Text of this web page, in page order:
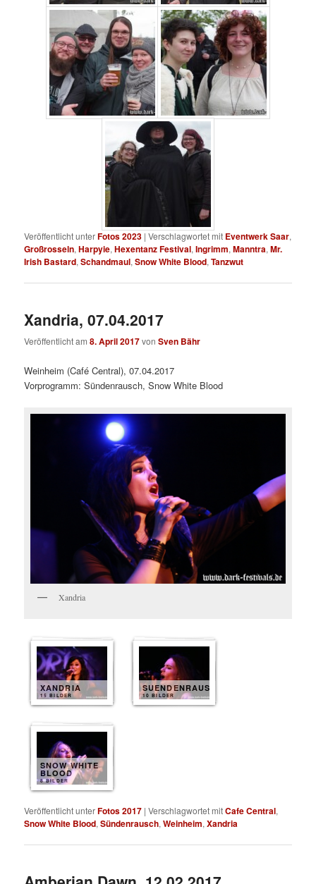
Veröffentlicht unterFotos 2023 |Verschlagwortet mit Eventwerk Saar,
Großrosseln,Harpyie,Hexentanz Festival,Ingrimm,Manntra,Mr.
Irish Bastard,Schandmaul,Snow White Blood,Tanzwut
Xandria, 07.04.2017
Veröffentlicht am8. April 2017vonSven Bähr
Weinheim (Café Central), 07.04.2017
Vorprogramm: Sündenrausch, Snow White Blood
Xandria
XANDRIA
15 BILDER
SUENDENRAUSCH
10 BILDER
SNOW WHITE
BLOOD
8 BILDER
Veröffentlicht unterFotos 2017 |Verschlagwortet mitCafe Central,
Snow White Blood,Sündenrausch,Weinheim,Xandria